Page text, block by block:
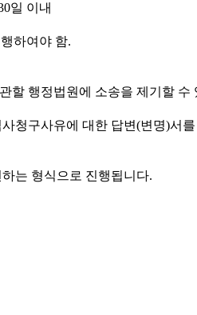
일 이내
하여야 함.
할 행정법원에 소송을 제기할 수
청구사유에 대한 답변(변명)서
는 형식으로 진행됩니다.